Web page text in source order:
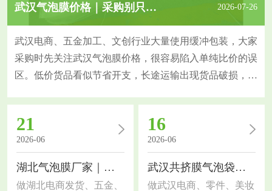
武汉气泡膜价格｜采购别只比价，这几个指标更关键 2026-07-26
武汉电商、五金加工、文创行业大量使用缓冲包装，大家
采购时先关注武汉气泡膜价格，很容易陷入单纯比价的误
区。低价货品看似节省开支，长途运输出现货品破损，反
韧性强、抗穿刺，挤压后不易瘪泡；回收料薄膜偏脆，短
途尚可，长途物流缓冲效果大打折扣。同样的报价，膜克
重、气泡大小存在差异，直观感受很难分辨，也是价格差
21
2026-06
湖北气泡膜厂家｜包装选材干货，电商工厂通用指南
做湖北电商发货、五金、
16
2026-06
武汉共挤膜气泡袋｜包装选材干货，电商工厂都适用
做武汉电商、零件、美妆